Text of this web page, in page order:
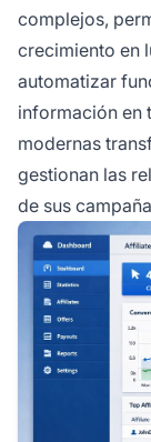
complejos,
crecimiento en
automatizar
información en
modernas
gestionan las
de sus